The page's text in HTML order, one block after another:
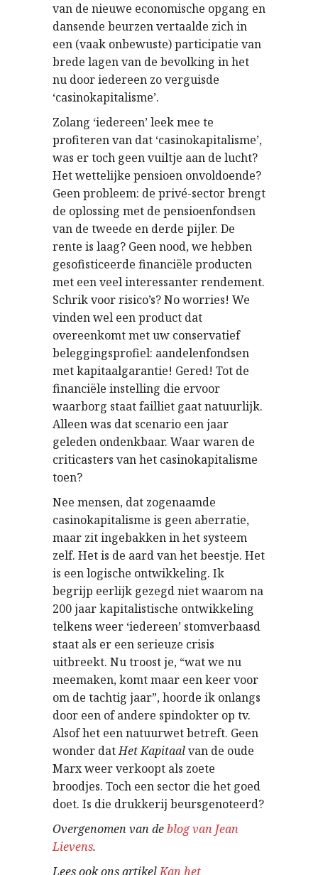
van de nieuwe economische opgang en
dansende beurzen vertaalde zich in
een (vaak onbewuste) participatie van
brede lagen van de bevolking in het
nu door iedereen zo verguisde
‘casinokapitalisme’.
Zolang ‘iedereen’ leek mee te
profiteren van dat ‘casinokapitalisme’,
was er toch geen vuiltje aan de lucht?
Het wettelijke pensioen onvoldoende?
Geen probleem: de privé-sector brengt
de oplossing met de pensioenfondsen
van de tweede en derde pijler. De
rente is laag? Geen nood, we hebben
gesofisticeerde financiële producten
met een veel interessanter rendement.
Schrik voor risico’s? No worries! We
vinden wel een product dat
overeenkomt met uw conservatief
beleggingsprofiel: aandelenfondsen
met kapitaalgarantie! Gered! Tot de
financiële instelling die ervoor
waarborg staat failliet gaat natuurlijk.
Alleen was dat scenario een jaar
geleden ondenkbaar. Waar waren de
criticasters van het casinokapitalisme
toen?
Nee mensen, dat zogenaamde
casinokapitalisme is geen aberratie,
maar zit ingebakken in het systeem
zelf. Het is de aard van het beestje. Het
is een logische ontwikkeling. Ik
begrijp eerlijk gezegd niet waarom na
200 jaar kapitalistische ontwikkeling
telkens weer ‘iedereen’ stomverbaasd
staat als er een serieuze crisis
uitbreekt. Nu troost je, “wat we nu
meemaken, komt maar een keer voor
om de tachtig jaar”, hoorde ik onlangs
door een of andere spindokter op tv.
Alsof het een natuurwet betreft. Geen
wonder datHet Kapitaalvan de oude
Marx weer verkoopt als zoete
broodjes. Toch een sector die het goed
doet. Is die drukkerij beursgenoteerd?
Overgenomen van deblog van Jean
Lievens.
Lees ook ons artikel Kan het